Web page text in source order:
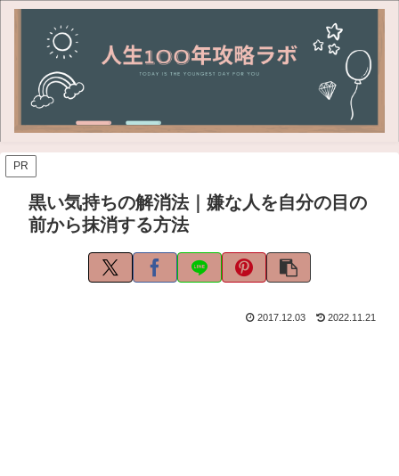
PR
黒い気持ちの解消法｜嫌な人を自分の目の
前から抹消する方法
2017.12.03 2022.11.21